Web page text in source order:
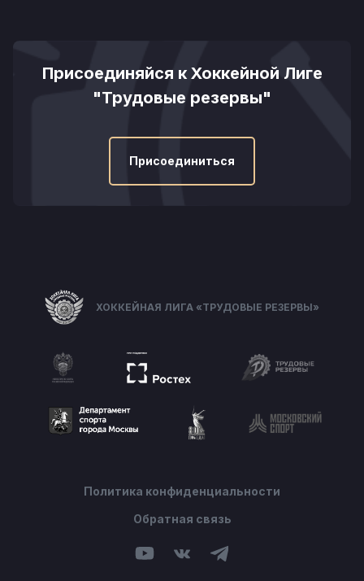
Присоединяйся к Хоккейной Лиге
"Трудовые резервы"
Присоединиться
ХОККЕЙНАЯ ЛИГА «ТРУДОВЫЕ РЕЗЕРВЫ»
Политика конфиденциальности
Обратная связь